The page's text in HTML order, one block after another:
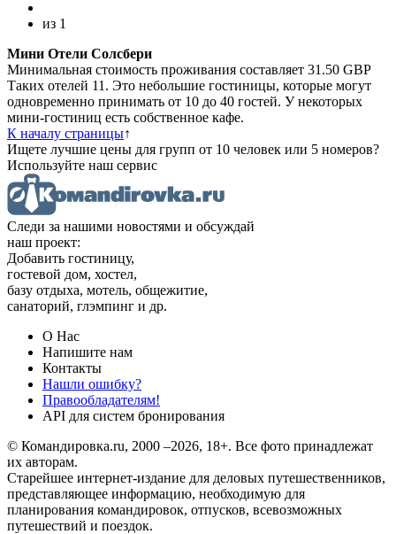
из 1
Мини Отели Солсбери
Минимальная стоимость проживания составляет 31.50 GBP
Таких отелей 11. Это небольшие гостиницы, которые могут
одновременно принимать от 10 до 40 гостей. У некоторых
мини-гостиниц есть собственное кафе.
К началу страницы↑
Ищете лучшие цены для групп от 10 человек или 5 номеров?
Используйте наш сервис
Следи за нашими новостями и обсуждай
наш проект:
Добавить гостиницу,
гостевой дом, хостел,
базу отдыха, мотель, общежитие,
санаторий, глэмпинг и др.
О Нас
Напишите нам
Контакты
Нашли ошибку?
Правообладателям!
API для систем бронирования
© Командировка.ru, 2000 –2026, 18+. Все фото принадлежат
их авторам.
Старейшее интернет-издание для деловых путешественников,
представляющее информацию, необходимую для
планирования командировок, отпусков, всевозможных
путешествий и поездок.